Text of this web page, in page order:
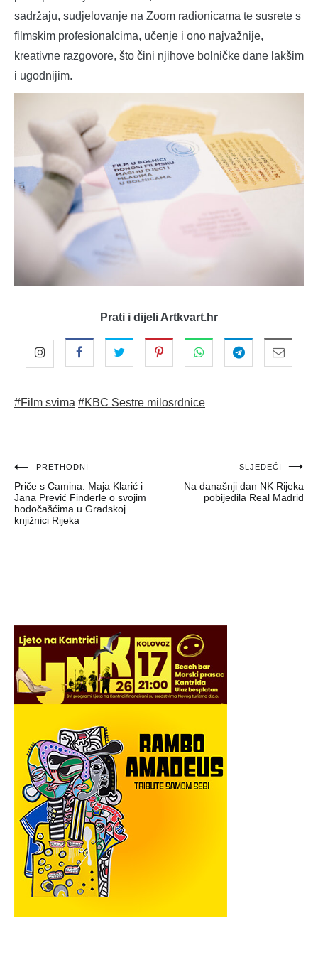
sadržaju, sudjelovanje na Zoom radionicama te susrete s
filmskim profesionalcima, učenje i ono najvažnije,
kreativne razgovore, što čini njihove bolničke dane lakšim
i ugodnijim.
Prati i dijeli Artkvart.hr
#Film svima #KBC Sestre milosrdnice
Navigacija
objava
PRETHODNI
Priče s Camina: Maja Klarić i
Jana Prević Finderle o svojim
hodočašćima u Gradskoj
knjižnici Rijeka
SLJEDEĆI
Na današnji dan NK Rijeka
pobijedila Real Madrid